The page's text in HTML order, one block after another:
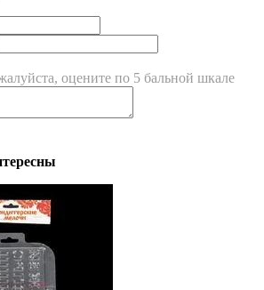
оцените по 5 бальной шкале